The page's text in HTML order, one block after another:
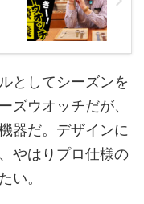
としてシーズンを
ズウオッチだが、
器だ。デザインに
やはりプロ仕様の
い。